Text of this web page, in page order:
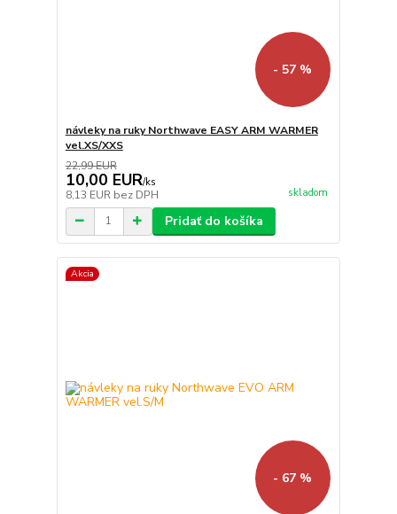
- 57 %
návleky na ruky Northwave EASY ARM WARMER
vel.XS/XXS
22,99 EUR
10,00 EUR/ks
8,13 EUR bez DPH skladom
Pridať do košíka
Akcia
- 67 %